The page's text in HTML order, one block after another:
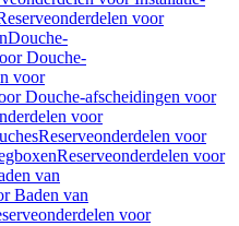
voor
Douche-
Douche-
voor
Douche-afscheidingen voor
voor
Reserveonderdelen voor
Reserveonderdelen voor
van
Baden van
voor